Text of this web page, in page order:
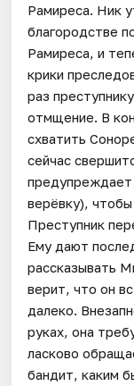
Рамиреса. Ник
благородстве
Рамиреса, и
крики
раз
отмщение. В
схватить
сейчас
предупреждает
верёвку),
Преступник
Ему дают
рассказывать
верит, что он
далеко.
руках, она
ласково
бандит, каким